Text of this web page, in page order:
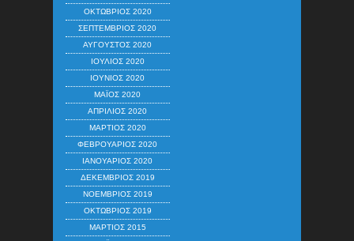
ΟΚΤΏΒΡΙΟΣ 2020
ΣΕΠΤΈΜΒΡΙΟΣ 2020
ΑΎΓΟΥΣΤΟΣ 2020
ΙΟΎΛΙΟΣ 2020
ΙΟΎΝΙΟΣ 2020
ΜΆΙΟΣ 2020
ΑΠΡΊΛΙΟΣ 2020
ΜΆΡΤΙΟΣ 2020
ΦΕΒΡΟΥΆΡΙΟΣ 2020
ΙΑΝΟΥΆΡΙΟΣ 2020
ΔΕΚΈΜΒΡΙΟΣ 2019
ΝΟΈΜΒΡΙΟΣ 2019
ΟΚΤΏΒΡΙΟΣ 2019
ΜΆΡΤΙΟΣ 2015